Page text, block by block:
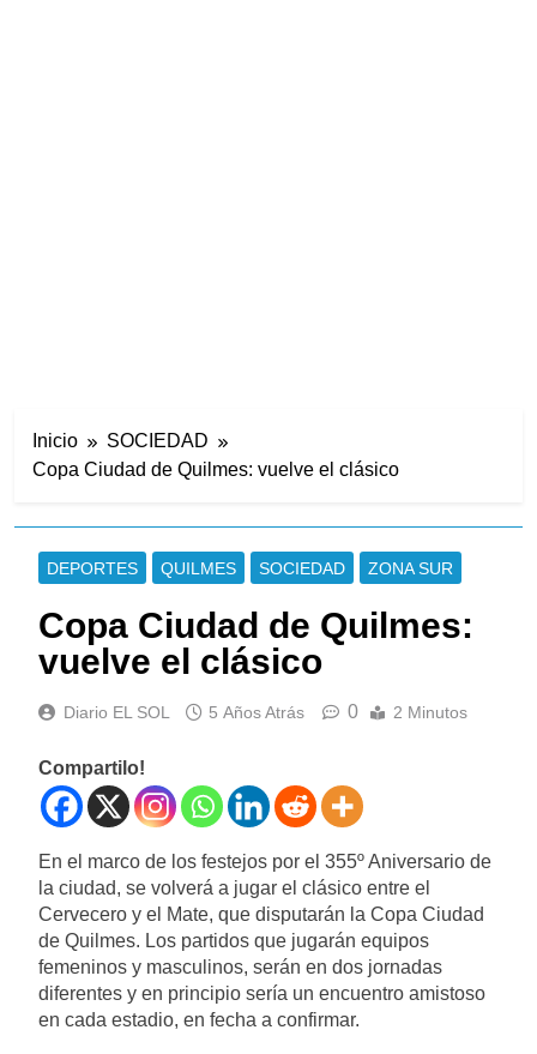
Inicio
SOCIEDAD
Copa Ciudad de Quilmes: vuelve el clásico
DEPORTES QUILMES SOCIEDAD ZONA SUR
Copa Ciudad de Quilmes:
vuelve el clásico
Diario EL SOL 5 Años Atrás 0 2 Minutos
Compartilo!
En el marco de los festejos por el 355º Aniversario de
la ciudad, se volverá a jugar el clásico entre el
Cervecero y el Mate, que disputarán la Copa Ciudad
de Quilmes. Los partidos que jugarán equipos
femeninos y masculinos, serán en dos jornadas
diferentes y en principio sería un encuentro amistoso
en cada estadio, en fecha a confirmar.